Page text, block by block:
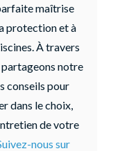
maîtrise
protection et à
À travers
notre
conseils pour
dans le choix,
de votre
nous sur